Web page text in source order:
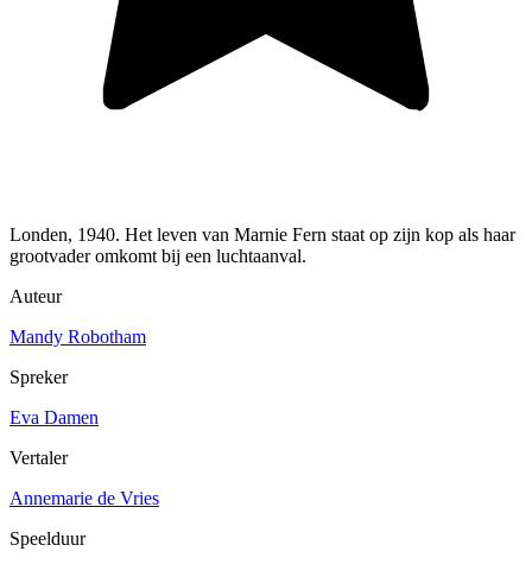
Londen, 1940. Het leven van Marnie Fern staat op zijn kop als haar
grootvader omkomt bij een luchtaanval.
Auteur
Mandy Robotham
Spreker
Eva Damen
Vertaler
Annemarie de Vries
Speelduur